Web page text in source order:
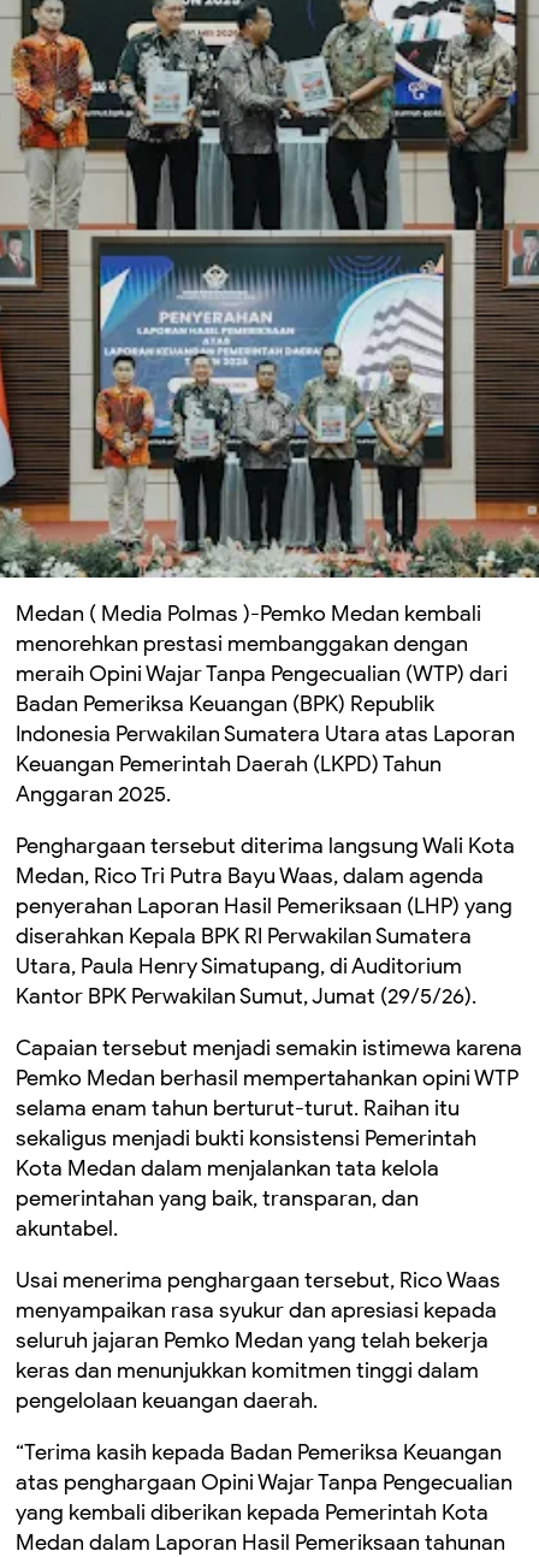
Medan ( Media Polmas )-Pemko Medan kembali
menorehkan prestasi membanggakan dengan
meraih Opini Wajar Tanpa Pengecualian (WTP) dari
Badan Pemeriksa Keuangan (BPK) Republik
Indonesia Perwakilan Sumatera Utara atas Laporan
Keuangan Pemerintah Daerah (LKPD) Tahun
Anggaran 2025.
Penghargaan tersebut diterima langsung Wali Kota
Medan, Rico Tri Putra Bayu Waas, dalam agenda
penyerahan Laporan Hasil Pemeriksaan (LHP) yang
diserahkan Kepala BPK RI Perwakilan Sumatera
Utara, Paula Henry Simatupang, di Auditorium
Kantor BPK Perwakilan Sumut, Jumat (29/5/26).
Capaian tersebut menjadi semakin istimewa karena
Pemko Medan berhasil mempertahankan opini WTP
selama enam tahun berturut-turut. Raihan itu
sekaligus menjadi bukti konsistensi Pemerintah
Kota Medan dalam menjalankan tata kelola
pemerintahan yang baik, transparan, dan
akuntabel.
Usai menerima penghargaan tersebut, Rico Waas
menyampaikan rasa syukur dan apresiasi kepada
seluruh jajaran Pemko Medan yang telah bekerja
keras dan menunjukkan komitmen tinggi dalam
pengelolaan keuangan daerah.
“Terima kasih kepada Badan Pemeriksa Keuangan
atas penghargaan Opini Wajar Tanpa Pengecualian
yang kembali diberikan kepada Pemerintah Kota
Medan dalam Laporan Hasil Pemeriksaan tahunan